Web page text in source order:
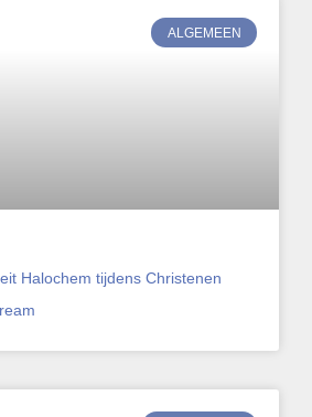
ALGEMEEN
Halochem tijdens Christenen